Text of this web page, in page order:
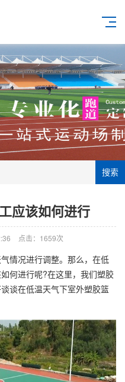
搜索
应该如何进行
点击：1659次
情况进行调整。那么，在低
何进行呢?在这里，我们塑胶
谈在低温天气下室外塑胶篮